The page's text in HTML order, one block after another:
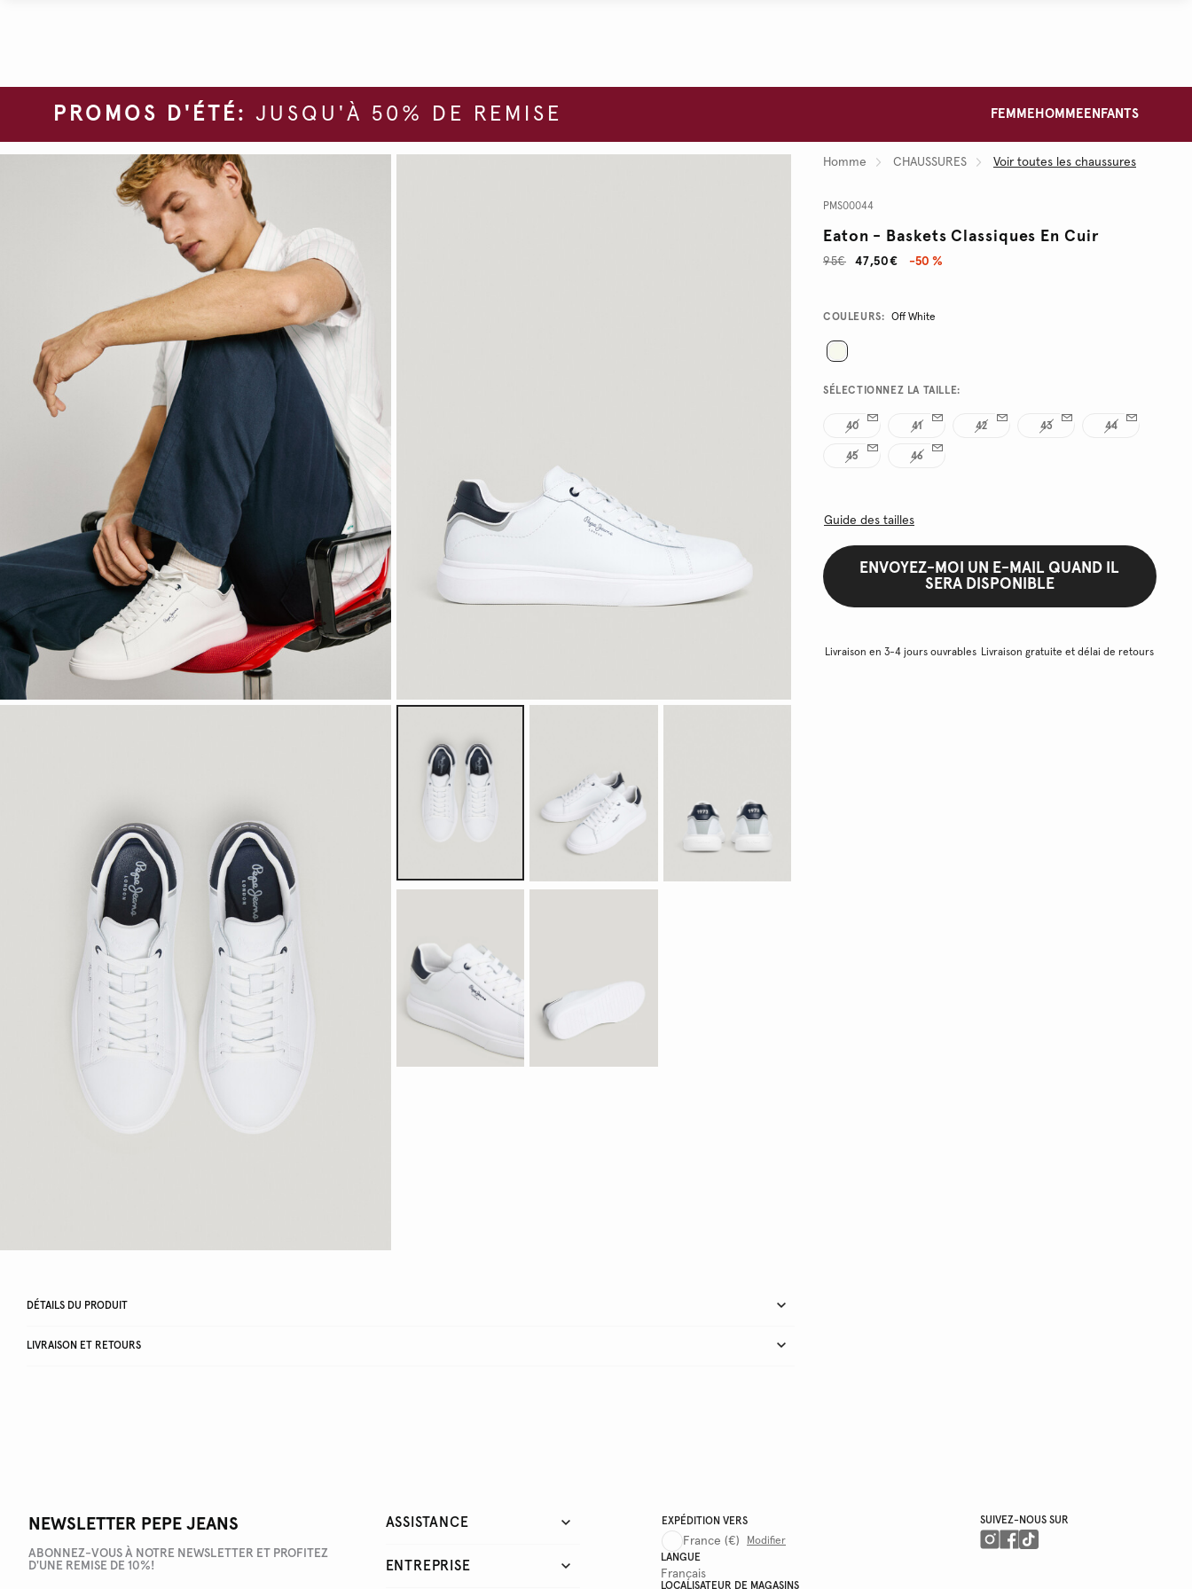
PROMOS D'ÉTÉ: JUSQU'À 50% DE REMISE FEMME HOMME ENFANTS
Homme CHAUSSURES Voir toutes les chaussures
PMS00044
Eaton - Baskets Classiques En Cuir
47,50€
95€ -50 %
Promotions
Variations
COULEURS: Off White
SÉLECTIONNEZ LA TAILLE:
40 41 42 43 44
45 46
Guide des tailles
ENVOYEZ-MOI UN E-MAIL QUAND IL
SERA DISPONIBLE
Livraison en 3-4 jours ouvrables Livraison gratuite et délai de retours
DÉTAILS DU PRODUIT
LIVRAISON ET RETOURS
NEWSLETTER PEPE JEANS
ABONNEZ-VOUS À NOTRE NEWSLETTER ET PROFITEZ
D'UNE REMISE DE 10%!
ASSISTANCE
ENTREPRISE
EXPÉDITION VERS
France (€)
Modifier
LANGUE
Français
LOCALISATEUR DE MAGASINS
SUIVEZ-NOUS SUR